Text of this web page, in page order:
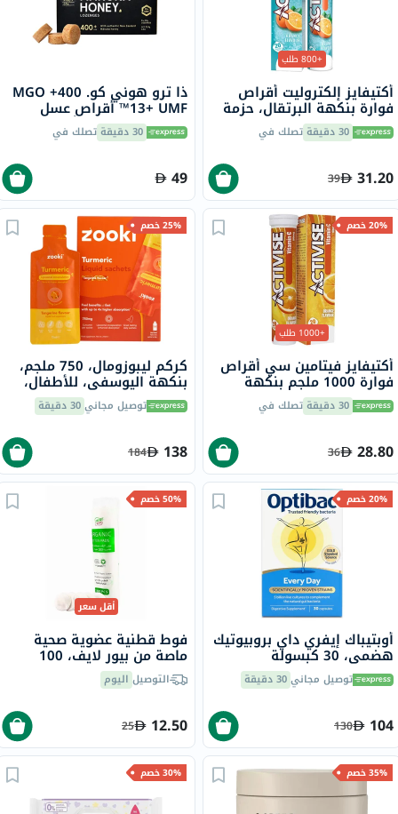
+800 طلب
أكتيفايز إلكتروليت أقراص
فوارة بنكهة البرتقال، حزمة
من 20 30 دقيقة تصلك في
31.20
39
ذا ترو هوني كو. 400+ MGO
13+ UMF™ أقراص عسل
مانوكا 2.8 جرام 8 أقراص30 دقيقة تصلك في
49
20% خصم
+1000 طلب
أكتيفايز فيتامين سي أقراص
فوارة 1000 ملجم بنكهة
البرتقال حزمة من 20
30 دقيقة تصلك في
28.80
36
25% خصم
كركم ليبوزومال، 750 ملجم،
بنكهة اليوسفي، للأطفال،
كيس 15 مل، 14 قطعة توصيل مجاني30 دقيقة
138
184
20% خصم
أوبتيباك إيفري داي بروبيوتيك
هضمي، 30 كبسولة
توصيل مجاني30 دقيقة
104
130
50% خصم
أقل سعر
فوط قطنية عضوية صحية
ماصة من بيور لايف، 100
قطعةالتوصيل اليوم
12.50
25
35% خصم 30% خصم